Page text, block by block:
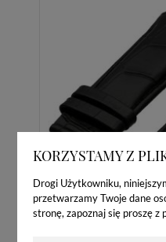
KORZYSTAMY Z
Drogi Użytkowniku,
przetwarzamy Twoje dane
stronę, zapoznaj się proszę z